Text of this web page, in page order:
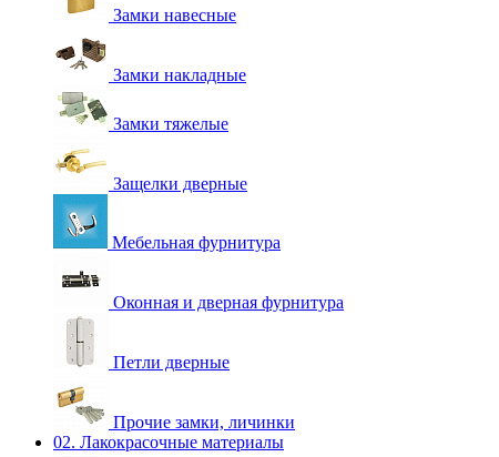
Замки навесные
Замки накладные
Замки тяжелые
Защелки дверные
Мебельная фурнитура
Оконная и дверная фурнитура
Петли дверные
Прочие замки, личинки
02. Лакокрасочные материалы